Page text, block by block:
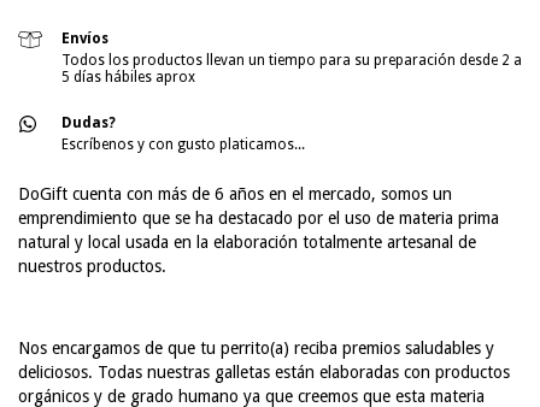
Envíos
Todos los productos llevan un tiempo para su preparación desde 2 a
5 días hábiles aprox
Dudas?
Escríbenos y con gusto platicamos...
DoGift cuenta con más de 6 años en el mercado, somos un
emprendimiento que se ha destacado por el uso de materia prima
natural y local usada en la elaboración totalmente artesanal de
nuestros productos.
Nos encargamos de que tu perrito(a) reciba premios saludables y
deliciosos. Todas nuestras galletas están elaboradas con productos
orgánicos y de grado humano ya que creemos que esta materia